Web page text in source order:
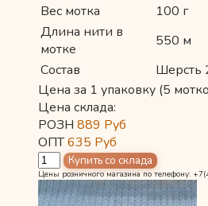
Вес мотка
100 г
Длина нити в
мотке
550 м
Состав
Шерсть
Цена за 1 упаковку (5
Цена склада:
РОЗН 889 Руб
ОПТ635 Руб
Цены розничного магазина по телефону: